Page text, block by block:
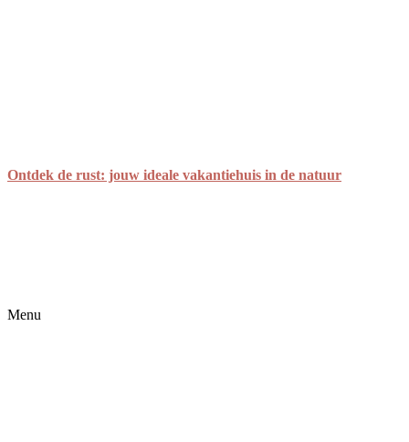
Ontdek de rust: jouw ideale vakantiehuis in de natuur
Menu